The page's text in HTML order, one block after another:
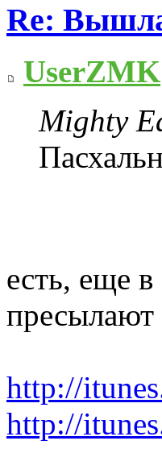
Re:
UserZMK
Mighty
есть, еще
пресылают
http://
http://